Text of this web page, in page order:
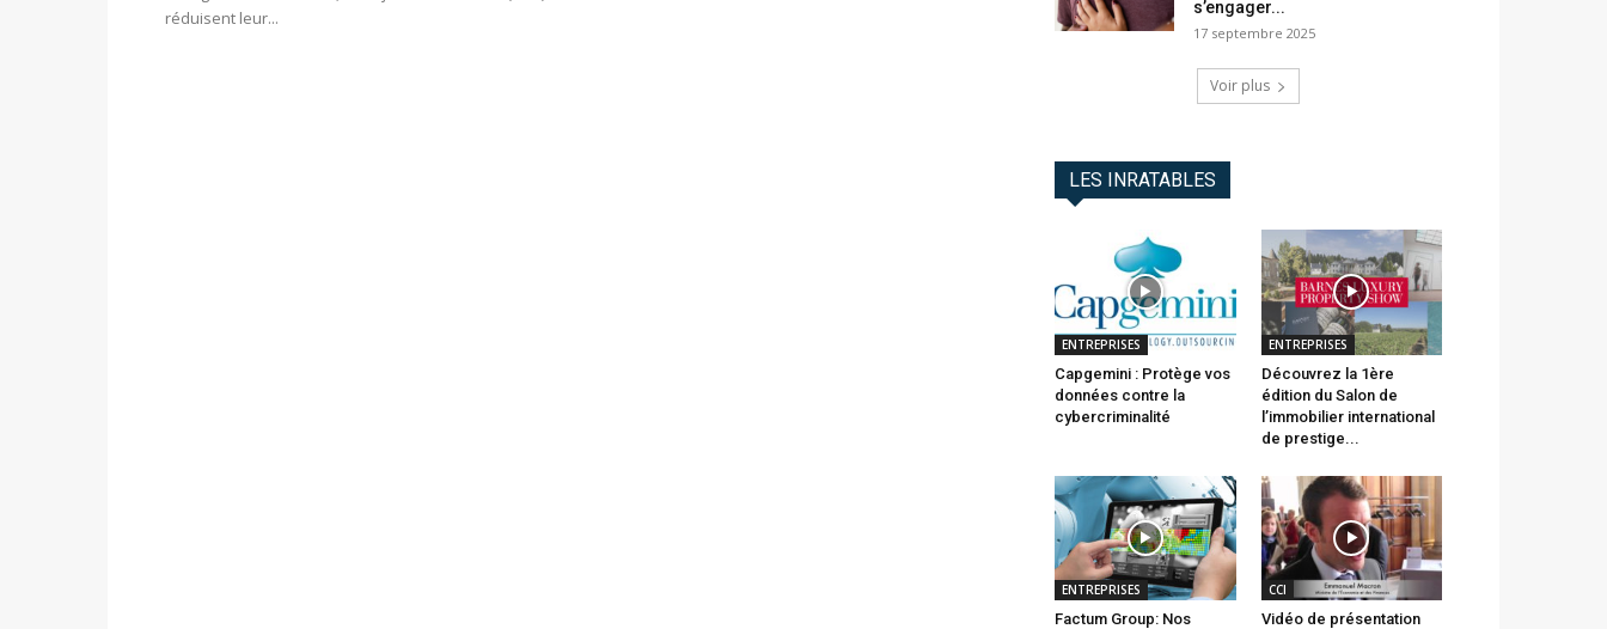
réduisent leur...
s’engager...
17 septembre 2025
Voir plus
LES INRATABLES
ENTREPRISES
Capgemini : Protège vos
données contre la
cybercriminalité
ENTREPRISES
Découvrez la 1ère
édition du Salon de
l’immobilier international
de prestige...
ENTREPRISES
Factum Group: Nos
CCI
Vidéo de présentation